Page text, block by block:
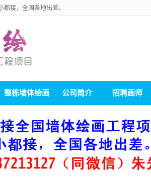
接，全国各地出差。
整栋墙体绘画 公司简介 招聘画师